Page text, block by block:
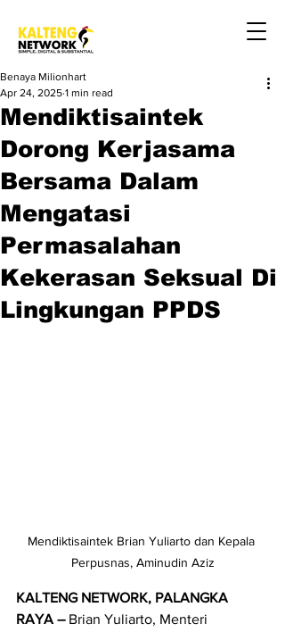
Mendiktisaintek
Dorong Kerjasama
Bersama Dalam
Mengatasi
Permasalahan
Kekerasan Seksual Di
Lingkungan PPDS
Benaya Milionhart
Apr 24, 2025 1 min read
Mendiktisaintek Brian Yuliarto dan Kepala
Perpusnas, Aminudin Aziz
KALTENG NETWORK, PALANGKA
RAYA – Brian Yuliarto, Menteri